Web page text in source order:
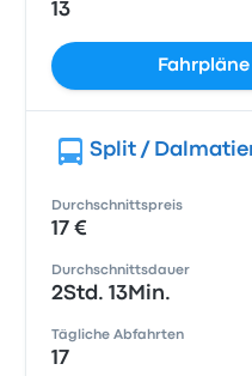
13
Split /
Durchschnittspreis
17 €
Durchschnittsdauer
2Std. 13Min.
Tägliche Abfahrten
17